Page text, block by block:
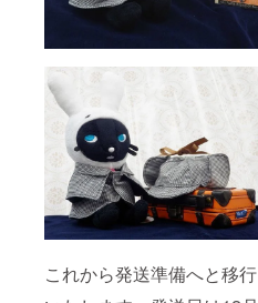
これから発送準備へと移行